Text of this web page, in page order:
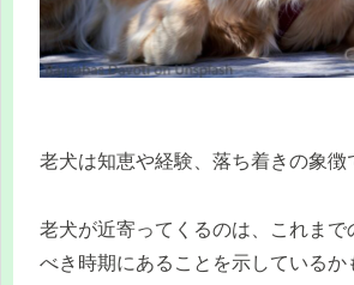
老犬は知恵や経験、落ち着きの象徴
老犬が近寄ってくるのは、これまで
べき時期にあることを示しているか